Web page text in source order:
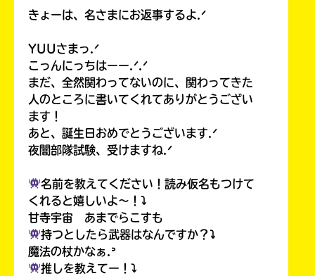
きょーは、名さまにお返事するよ.ᐟ
YUUさまっ.ᐟ
こっんにっちはーー.ᐟ.ᐟ
まだ、全然関わってないのに、関わってきた
人のところに書いてくれてありがとうござい
ます！
あと、誕生日おめでとうございます.ᐟ
夜闇部隊試験、受けますね.ᐟ
名前を教えてください！読み仮名もつけて
くれると嬉しいよ〜！⤵︎
甘寺宇宙 あまでらこすも
持つとしたら武器はなんですか？⤵︎
魔法の杖かなぁ.ᐣ
推しを教えてー！⤵︎